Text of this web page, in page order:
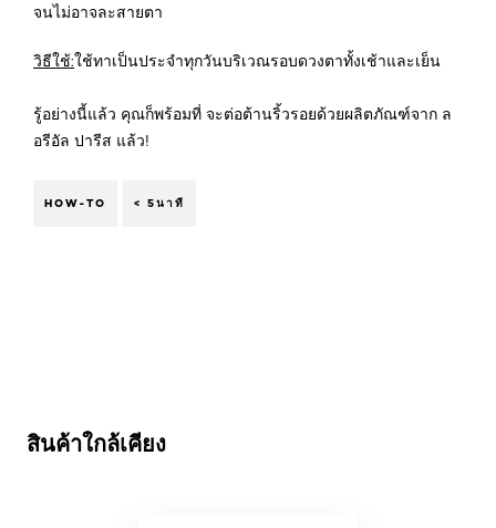
จนไม่อาจละสายตา
วิธีใช้:ใช้ทาเป็นประจำทุกวันบริเวณรอบดวงตาทั้งเช้าและเย็น
รู้อย่างนี้แล้ว คุณก็พร้อมที่ จะต่อต้านริ้วรอยด้วยผลิตภัณฑ์จาก ล
อรีอัล ปารีส แล้ว!
HOW-TO < 5นาที
สินค้าใกล้เคียง